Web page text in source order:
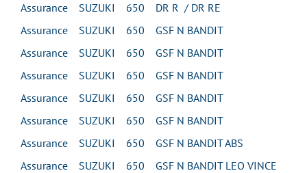
Assurance SUZUKI 650 DR R / DR RE
Assurance SUZUKI 650 GSF N BANDIT
Assurance SUZUKI 650 GSF N BANDIT
Assurance SUZUKI 650 GSF N BANDIT
Assurance SUZUKI 650 GSF N BANDIT
Assurance SUZUKI 650 GSF N BANDIT
Assurance SUZUKI 650 GSF N BANDIT ABS
Assurance SUZUKI 650 GSF N BANDIT LEO VINCE